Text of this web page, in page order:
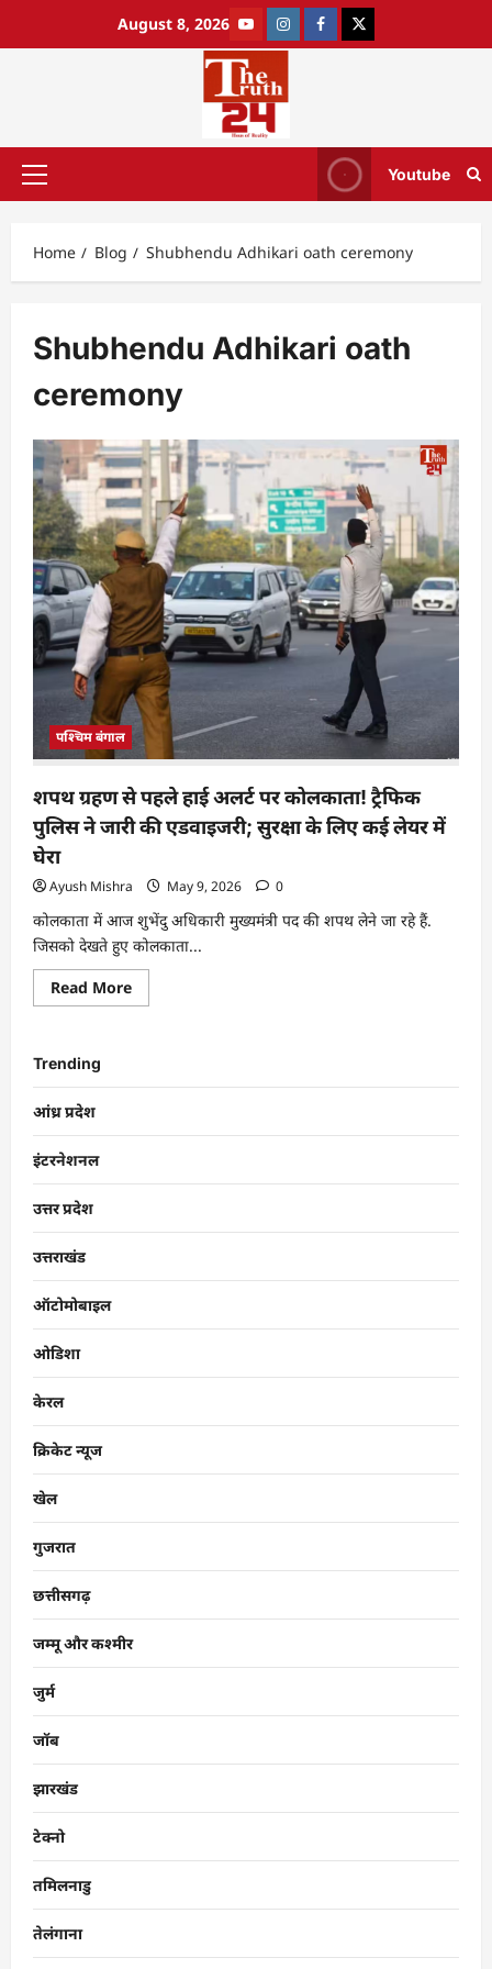
August 8, 2026
Youtube
Home Blog Shubhendu Adhikari oath ceremony
Shubhendu Adhikari oath
ceremony
पश्चिम बंगाल
शपथ ग्रहण से पहले हाई अलर्ट पर कोलकाता! ट्रैफिक
पुलिस ने जारी की एडवाइजरी; सुरक्षा के लिए कई लेयर में
घेरा
Ayush Mishra May 9, 2026 0
कोलकाता में आज शुभेंदु अधिकारी मुख्यमंत्री पद की शपथ लेने जा रहे हैं.
जिसको देखते हुए कोलकाता...
Read More
Trending
आंध्र प्रदेश
इंटरनेशनल
उत्तर प्रदेश
उत्तराखंड
ऑटोमोबाइल
ओडिशा
केरल
क्रिकेट न्यूज
खेल
गुजरात
छत्तीसगढ़
जम्मू और कश्मीर
जुर्म
जॉब
झारखंड
टेक्नो
तमिलनाडु
तेलंगाना